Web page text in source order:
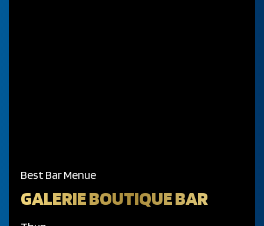
Best Bar Menue
GALERIE BOUTIQUE BAR